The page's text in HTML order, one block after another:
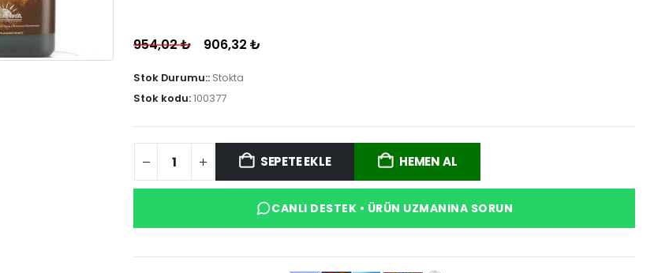
954,02₺ 906,32 ₺
Stok Durumu:: Stokta
Stok kodu:100377
SEPETE EKLE HEMEN AL
CANLI DESTEK • ÜRÜN UZMANINA SORUN